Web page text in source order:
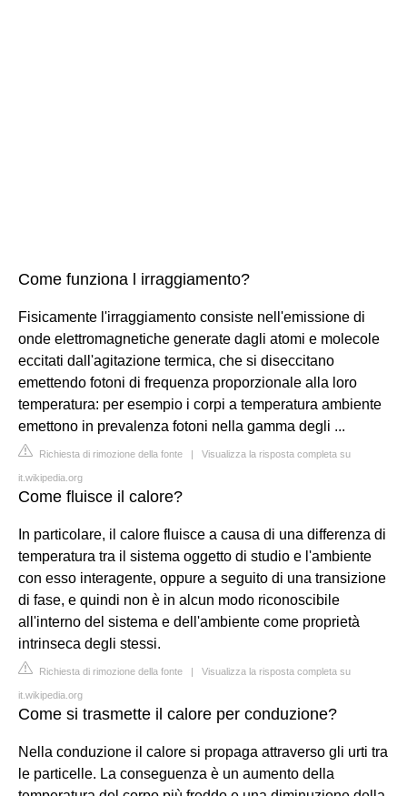
Come funziona l irraggiamento?
Fisicamente l'irraggiamento consiste nell'emissione di
onde elettromagnetiche generate dagli atomi e molecole
eccitati dall'agitazione termica, che si diseccitano
emettendo fotoni di frequenza proporzionale alla loro
temperatura: per esempio i corpi a temperatura ambiente
emettono in prevalenza fotoni nella gamma degli ...
Richiesta di rimozione della fonte | Visualizza la risposta completa su
it.wikipedia.org
Come fluisce il calore?
In particolare, il calore fluisce a causa di una differenza di
temperatura tra il sistema oggetto di studio e l'ambiente
con esso interagente, oppure a seguito di una transizione
di fase, e quindi non è in alcun modo riconoscibile
all'interno del sistema e dell'ambiente come proprietà
intrinseca degli stessi.
Richiesta di rimozione della fonte | Visualizza la risposta completa su
it.wikipedia.org
Come si trasmette il calore per conduzione?
Nella conduzione il calore si propaga attraverso gli urti tra
le particelle. La conseguenza è un aumento della